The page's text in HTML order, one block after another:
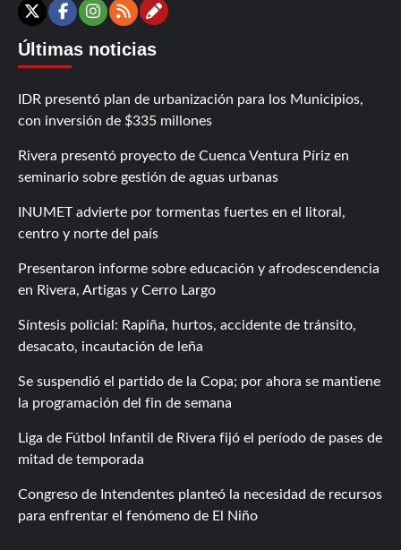
X Facebook
Instagram
RSSContáctanos
Últimas noticias
IDR presentó plan de urbanización para los Municipios,
con inversión de $335 millones
Rivera presentó proyecto de Cuenca Ventura Píriz en
seminario sobre gestión de aguas urbanas
INUMET advierte por tormentas fuertes en el litoral,
centro y norte del país
Presentaron informe sobre educación y afrodescendencia
en Rivera, Artigas y Cerro Largo
Síntesis policial: Rapiña, hurtos, accidente de tránsito,
desacato, incautación de leña
Se suspendió el partido de la Copa; por ahora se mantiene
la programación del fin de semana
Liga de Fútbol Infantil de Rivera fijó el período de pases de
mitad de temporada
Congreso de Intendentes planteó la necesidad de recursos
para enfrentar el fenómeno de El Niño